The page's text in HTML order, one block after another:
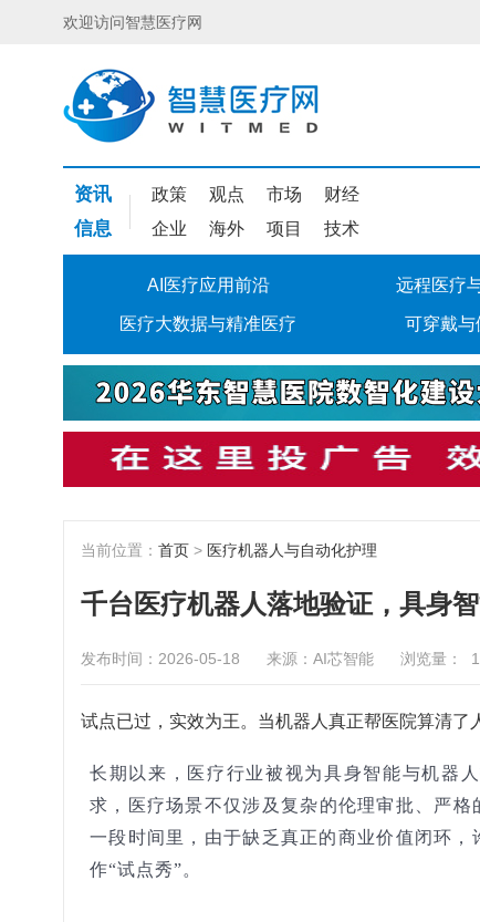
欢迎访问智慧医疗网
资讯 政策 观点 市场 财经
信息 企业 海外 项目 技术
AI医疗应用前沿 远程医疗
医疗大数据与精准医疗 可穿戴与
当前位置： 首页 > 医疗机器人与自动化护理
千台医疗机器人落地验证，具身
发布时间：2026-05-18 来源：AI芯智能 浏览量：
试点已过，实效为王。当机器人真正帮医院算清了
长期以来，医疗行业被视为具身智能与机器
求，医疗场景不仅涉及复杂的伦理审批、严
一段时间里，由于缺乏真正的商业价值闭环
作“试点秀”。